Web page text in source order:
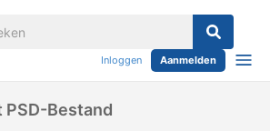
Inloggen Aanmelden
PSD-Bestand